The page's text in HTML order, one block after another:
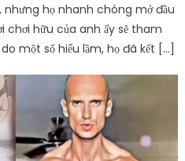
nhưng họ nhanh chóng mở đầu
hữu của anh ấy sẽ tham
một số hiểu lầm, họ đã kết […]